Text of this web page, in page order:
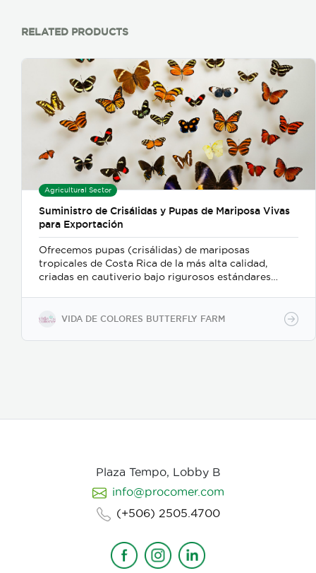
RELATED PRODUCTS
Agricultural Sector
Suministro de Crisálidas y Pupas de Mariposa Vivas
para Exportación
Ofrecemos pupas (crisálidas) de mariposas
tropicales de Costa Rica de la más alta calidad,
criadas en cautiverio bajo rigurosos estándares
de eclosión (emergencia), ofreciendo un producto
mariposarios y jardines botánicos internacionales.
VIDA DE COLORES BUTTERFLY FARM
Plaza Tempo, Lobby B
info@procomer.com
(+506) 2505.4700